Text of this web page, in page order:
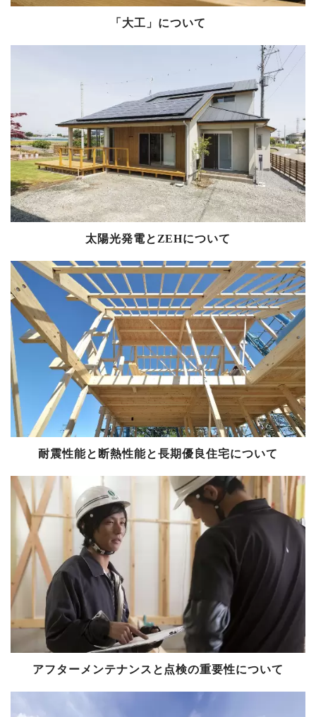
「大工」について
太陽光発電とZEHについて
耐震性能と断熱性能と長期優良住宅について
アフターメンテナンスと点検の重要性について